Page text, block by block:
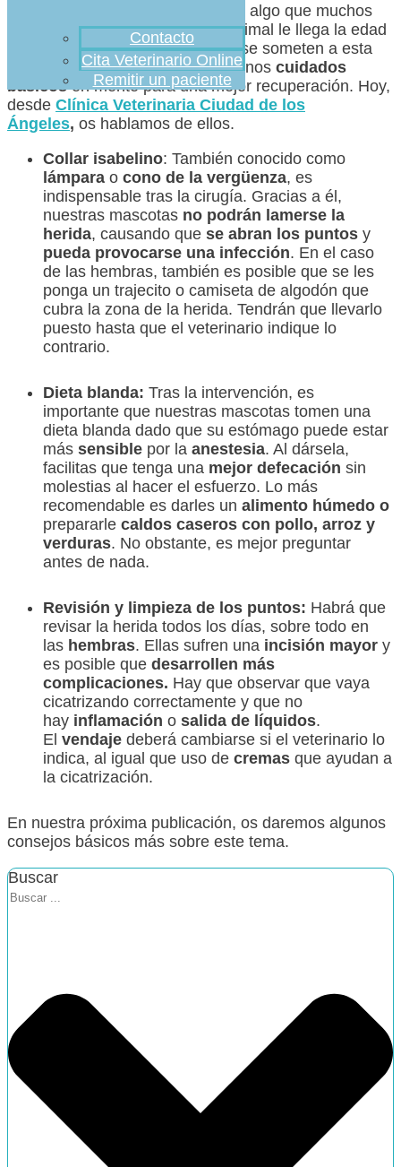
Contacto
Cita Veterinario Online
Remitir un paciente
es algo que muchos
dueños se plantean cuando al animal le llega la edad
apropiada. No obstante, cuando se someten a esta
intervención, hay que tener algunos cuidados
básicosen mente para una mejor recuperación. Hoy,
desde Clínica Veterinaria Ciudad de los
Ángeles, os hablamos de ellos.
Collar isabelino: También conocido como
lámpara o cono de la vergüenza, es
indispensable tras la cirugía. Gracias a él,
nuestras mascotas no podrán lamerse la
herida, causando que se abran los puntos y
pueda provocarse una infección. En el caso
de las hembras, también es posible que se les
ponga un trajecito o camiseta de algodón que
cubra la zona de la herida. Tendrán que llevarlo
puesto hasta que el veterinario indique lo
contrario.
Dieta blanda: Tras la intervención, es
importante que nuestras mascotas tomen una
dieta blanda dado que su estómago puede estar
más sensible por la anestesia. Al dársela,
facilitas que tenga una mejor defecación sin
molestias al hacer el esfuerzo. Lo más
recomendable es darles un alimento húmedo o
prepararle caldos caseros con pollo, arroz y
verduras. No obstante, es mejor preguntar
antes de nada.
Revisión y limpieza de los puntos: Habrá que
revisar la herida todos los días, sobre todo en
las hembras. Ellas sufren una incisión mayor y
es posible que desarrollen más
complicaciones. Hay que observar que vaya
cicatrizando correctamente y que no
hay inflamación o salida de líquidos.
El vendaje deberá cambiarse si el veterinario lo
indica, al igual que uso de cremas que ayudan a
la cicatrización.
En nuestra próxima publicación, os daremos algunos
consejos básicos más sobre este tema.
Buscar